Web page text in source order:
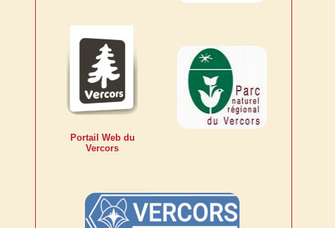
Portail Web du
Vercors